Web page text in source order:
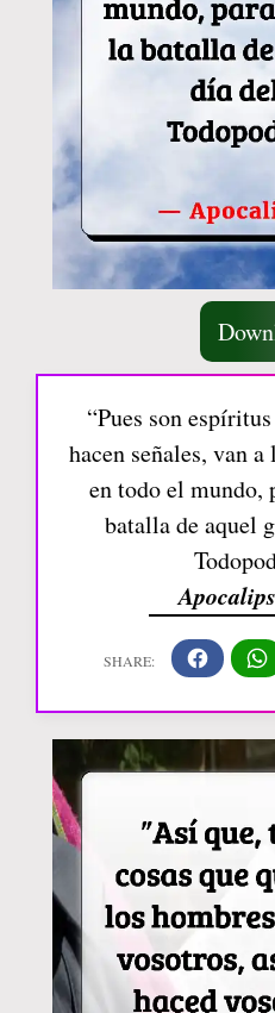
“Pues son
hacen señales, van
en todo el mundo,
batalla de aquel